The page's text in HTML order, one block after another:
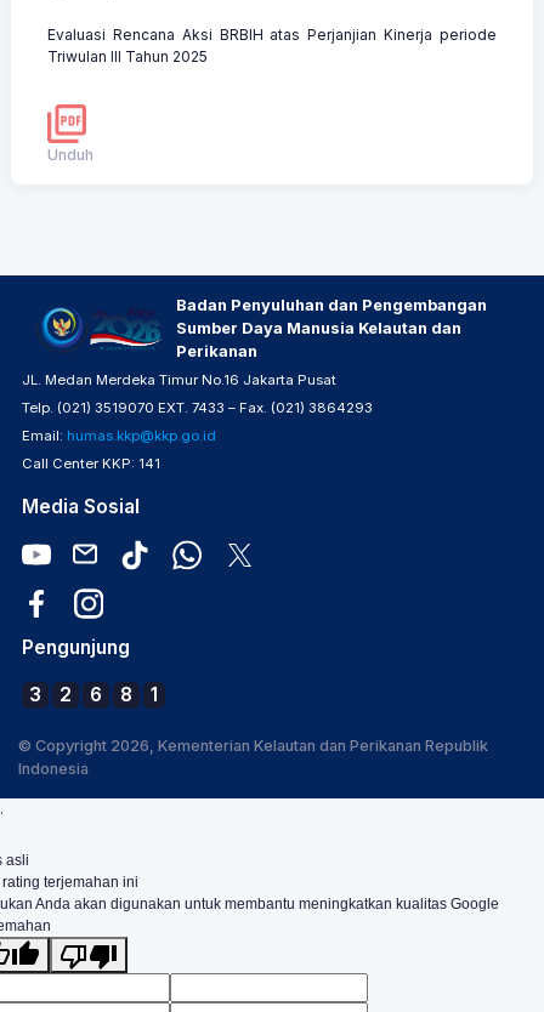
Evaluasi Rencana Aksi BRBIH atas Perjanjian Kinerja periode
Triwulan III Tahun 2025
Unduh
Badan Penyuluhan dan Pengembangan
Sumber Daya Manusia Kelautan dan
Perikanan
JL. Medan Merdeka Timur No.16 Jakarta Pusat
Telp. (021) 3519070 EXT. 7433 – Fax. (021) 3864293
Email: humas.kkp@kkp.go.id
Call Center KKP: 141
Media Sosial
Pengunjung
3 2 6 8 1
© Copyright 2026, Kementerian Kelautan dan Perikanan Republik
Indonesia
.
asli
terjemahan ini
Anda akan digunakan untuk membantu meningkatkan kualitas Google